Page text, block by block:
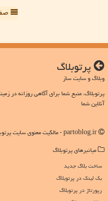
پرتوبلاگ
وبلاگ و سایت ساز
پرتوبلاگ، منبع شما برای آگاهی روزانه در
آنلاین شما
میانبرهای پرتوبلاگ
ساخت بلاگ جدید
بک لینک در پرتوبلاگ
رپورتاژ در پرتوبلاگ